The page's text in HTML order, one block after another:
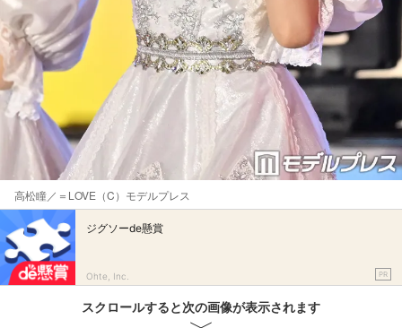
高松瞳／＝LOVE（C）モデルプレス
ジグソーde懸賞
Ohte, Inc. PR
スクロールすると次の画像が表示されます